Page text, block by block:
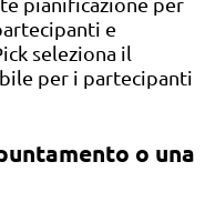
e
seleziona il
per i partecipanti
o una